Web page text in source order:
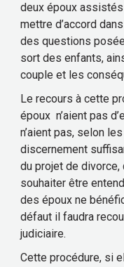
deux époux
mettre d’accord
des questions
sort des enfants,
couple et les
Le recours à cette
époux n’aient pas
n’aient pas, selon
discernement
du projet de divorce,
souhaiter être
des époux ne
défaut il faudra
judiciaire.
Cette procédure, si